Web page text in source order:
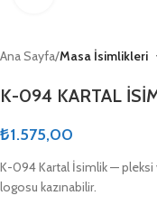
Ana Sayfa Masa İsimlikleri
K-094 KARTAL
₺1.575,00
K-094 Kartal İsimlik — pleksi
logosu kazınabilir.